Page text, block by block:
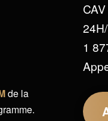
de la
1